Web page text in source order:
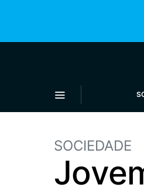
SOCIEDADE